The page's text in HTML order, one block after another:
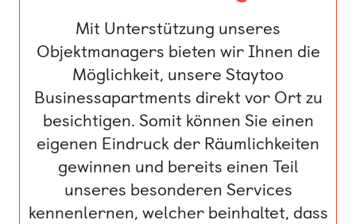
Mit Unterstützung unseres
Objektmanagers bieten wir Ihnen die
Möglichkeit, unsere Staytoo
Businessapartments direkt vor Ort zu
besichtigen. Somit können Sie einen
eigenen Eindruck der Räumlichkeiten
gewinnen und bereits einen Teil
unseres besonderen Services
kennenlernen, welcher beinhaltet, dass